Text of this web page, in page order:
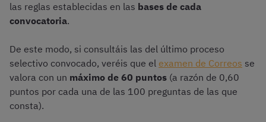
las reglas establecidas en las bases de cada
convocatoria.
De este modo, si consultáis las del último proceso
selectivo convocado, veréis que el examen de Correos se
valora con un máximo de 60 puntos (a razón de 0,60
puntos por cada una de las 100 preguntas de las que
consta).